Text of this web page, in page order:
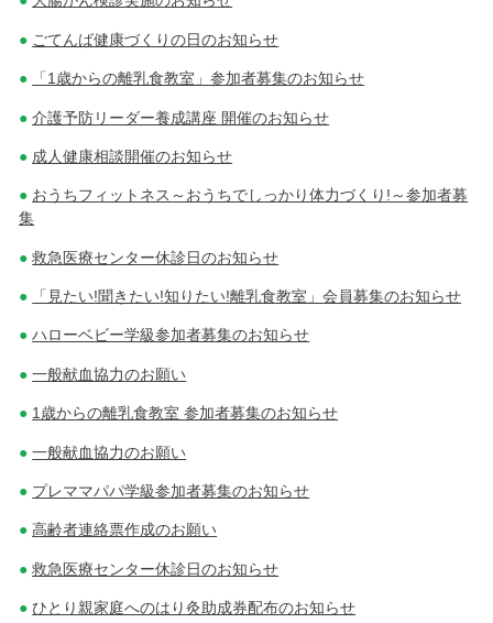
ごてんば健康づくりの日のお知らせ
「1歳からの離乳食教室」参加者募集のお知らせ
介護予防リーダー養成講座 開催のお知らせ
成人健康相談開催のお知らせ
おうちフィットネス～おうちでしっかり体力づくり!～参加者募
集
救急医療センター休診日のお知らせ
「見たい!聞きたい!知りたい!離乳食教室」会員募集のお知らせ
ハローベビー学級参加者募集のお知らせ
一般献血協力のお願い
1歳からの離乳食教室 参加者募集のお知らせ
一般献血協力のお願い
プレママパパ学級参加者募集のお知らせ
高齢者連絡票作成のお願い
救急医療センター休診日のお知らせ
ひとり親家庭へのはり灸助成券配布のお知らせ